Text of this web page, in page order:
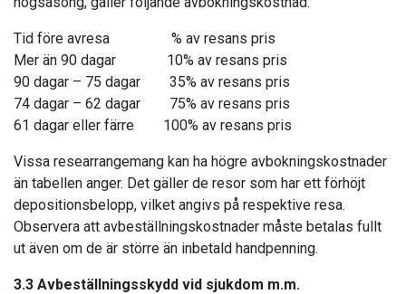
Tid före avresa % av resans pris
Mer än 90 dagar 10% av resans pris
90 dagar – 75 dagar 35% av resans pris
74 dagar – 62 dagar 75% av resans pris
61 dagar eller färre 100% av resans pris
Vissa researrangemang kan ha högre avbokningskostnader
än tabellen anger. Det gäller de resor som har ett förhöjt
depositionsbelopp, vilket angivs på respektive resa.
Observera att avbeställningskostnader måste betalas fullt
ut även om de är större än inbetald handpenning.
3.3 Avbeställningsskydd vid sjukdom m.m.